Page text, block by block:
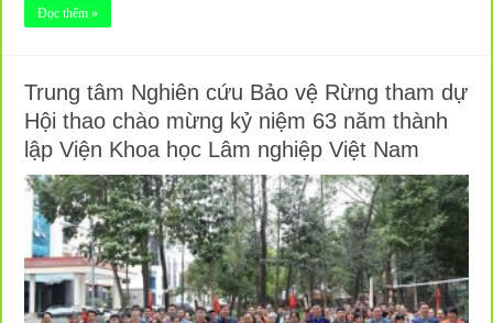
Đọc thêm »
Trung tâm Nghiên cứu Bảo vệ Rừng tham dự
Hội thao chào mừng kỷ niệm 63 năm thành
lập Viện Khoa học Lâm nghiệp Việt Nam